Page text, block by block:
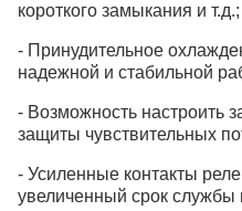
короткого замыкания и т.д.;
- Принудительное
надежной и стабильной
- Возможность настроить
защиты чувствительных
- Усиленные контакты
увеличенный срок службы